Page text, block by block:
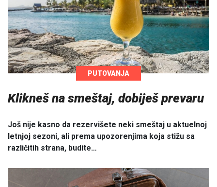
PUTOVANJA
Klikneš na smeštaj, dobiješ prevaru
Još nije kasno da rezervišete neki smeštaj u aktuelnoj
letnjoj sezoni, ali prema upozorenjima koja stižu sa
različitih strana, budite…